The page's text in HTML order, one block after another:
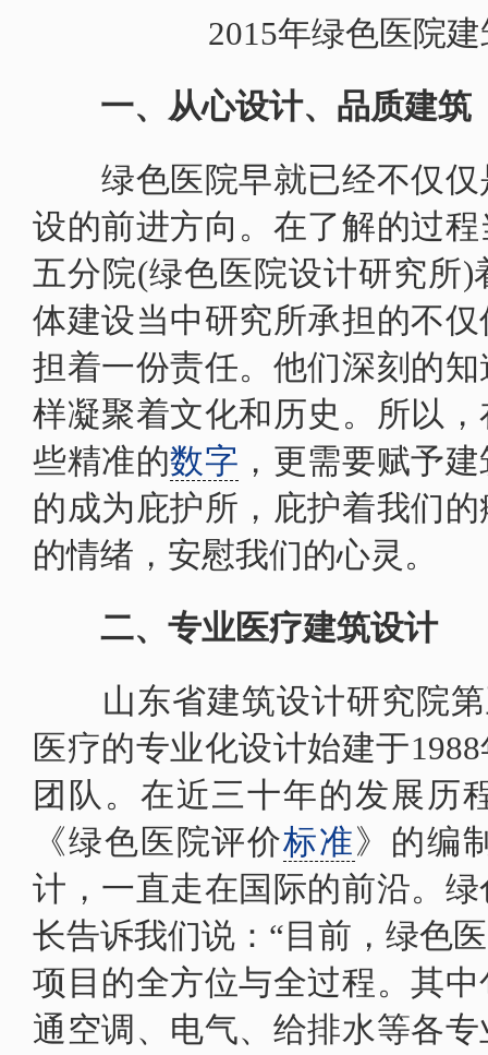
2015年绿色医院建
一、从心设计、品质建筑
绿色医院早就已经不仅仅
设的前进方向。在了解的过
五分院(绿色医院设计研究所
体建设当中研究所承担的不
担着一份责任。他们深刻的
样凝聚着文化和历史。所以
些精准的数字 ，更需要赋予
的成为庇护所，庇护着我们
的情绪，安慰我们的心灵。
二、专业医疗建筑设计
山东省建筑设计研究院第
医疗的专业化设计始建于
团队。在近三十年的发展历
《绿色医院评价标准》的编
计，一直走在国际的前沿。
长告诉我们说：“目前，绿色
项目的全方位与全过程。其
通空调、电气、给排水等各